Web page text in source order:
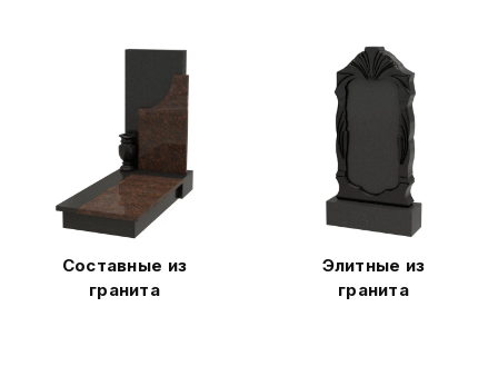
Составные из
гранита
Элитные из
гранита